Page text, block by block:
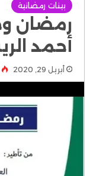
بينات رمضانية
رمضان
أحمد
أبريل 29, 2020